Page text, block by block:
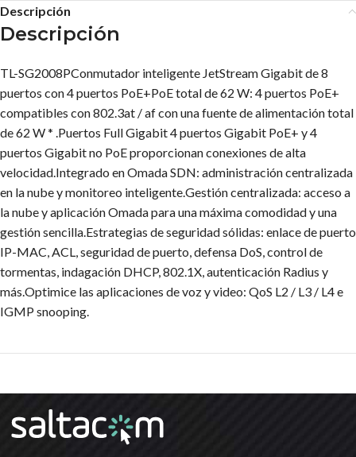
Descripción
Descripción
TL-SG2008PConmutador inteligente JetStream Gigabit de 8
puertos con 4 puertos PoE+PoE total de 62 W: 4 puertos PoE+
compatibles con 802.3at / af con una fuente de alimentación total
de 62 W * .Puertos Full Gigabit 4 puertos Gigabit PoE+ y 4
puertos Gigabit no PoE proporcionan conexiones de alta
velocidad.Integrado en Omada SDN: administración centralizada
en la nube y monitoreo inteligente.Gestión centralizada: acceso a
la nube y aplicación Omada para una máxima comodidad y una
gestión sencilla.Estrategias de seguridad sólidas: enlace de puerto
IP-MAC, ACL, seguridad de puerto, defensa DoS, control de
tormentas, indagación DHCP, 802.1X, autenticación Radius y
más.Optimice las aplicaciones de voz y video: QoS L2 / L3 / L4 e
IGMP snooping.